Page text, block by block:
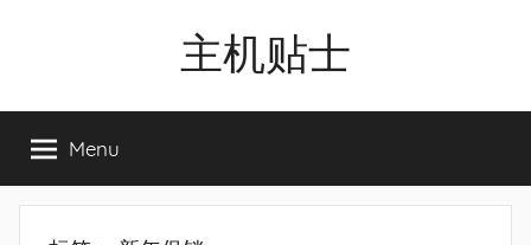
主机贴士
工|BandwagonHost
VPS|Vps|
主
Menu